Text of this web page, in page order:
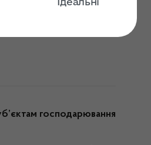
господарювання